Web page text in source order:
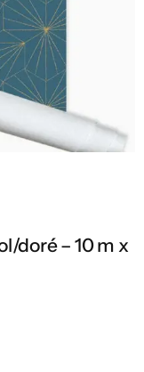
doré – 10 m x